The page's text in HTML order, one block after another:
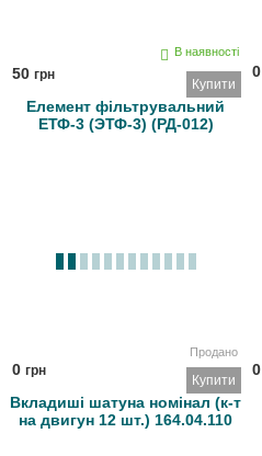
В наявності
50 грн
Купити
Елемент фільтрувальний
ЕТФ-3 (ЭТФ-3) (РД-012)
0
Продано
0 грн
Купити
Вкладиші шатуна номінал (к-т
на двигун 12 шт.) 164.04.110
0